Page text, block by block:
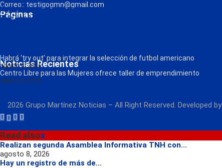
Correo:: testigogmn@gmail.com
Páginas
¡Descarga nuestra App!
FM Globo
Radio
Noticias Recientes
Habrá ‘try out’ para integrar la selección de futbol americano
agosto 8, 2026
Centro Libre para las Mujeres ofrece taller de emprendimiento
agosto 8, 2026
2026 Grupo Martínez Noticias – All Right Reserved. Developed by
Read alsox
Realizan segunda Asamblea Informativa TNH con...
agosto 8, 2026
Hay un registro de más de...